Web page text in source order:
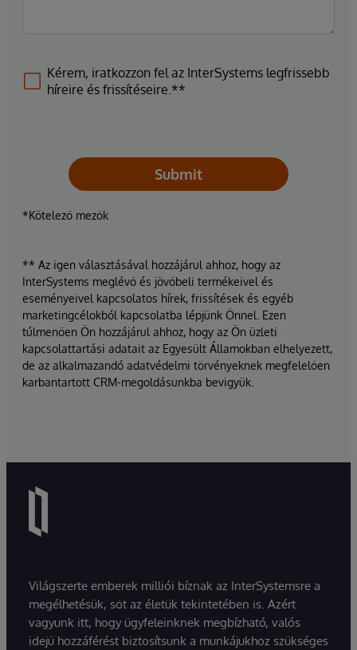
Kérem, iratkozzon fel az InterSystems legfrissebb
híreire és frissítéseire.**
Submit
*Kötelező mezők
** Az igen választásával hozzájárul ahhoz, hogy az
InterSystems meglévő és jövőbeli termékeivel és
eseményeivel kapcsolatos hírek, frissítések és egyéb
marketingcélokból kapcsolatba lépjünk Önnel. Ezen
túlmenően Ön hozzájárul ahhoz, hogy az Ön üzleti
kapcsolattartási adatait az Egyesült Államokban elhelyezett,
de az alkalmazandó adatvédelmi törvényeknek megfelelően
karbantartott CRM-megoldásunkba bevigyük.
Világszerte emberek milliói bíznak az InterSystemsre a
megélhetésük, sőt az életük tekintetében is. Azért
vagyunk itt, hogy ügyfeleinknek megbízható, valós
idejű hozzáférést biztosítsunk a munkájukhoz szükséges